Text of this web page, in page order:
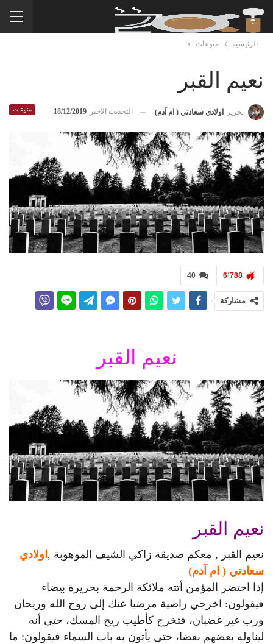
الرئيسية منوعات
نعيم القبر
منوعات تحرير اولادي سعادتي ( ام آدم) التحديث الأخير 18/12/2019
40 6٬788
مشاركة
نعيم القبر
نعيم القبر
نعيم القبر , معكم صديقة زاكي الشيف الموهوبة , اولادي
سعادتي ( ام آدم)
إذا احتضر المؤمن أتته ملائكة الرحمة بحريرة بيضاء
فيقولون: اخرجي راضية مرضيا عنك إلى روح الله وريحان
ورب غير غضبان، فتخرج كأطيب ريح المسك، حتى أنه
ليناوله بعضهم بعضا، حتى يأتون به باب السماء فيقولون: ما